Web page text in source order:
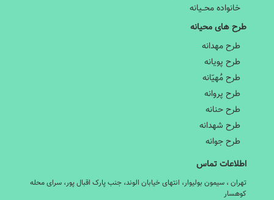
خانواده محــیانه
طرح های محیانه
طرح مهدانه
طرح پویانه
طرح مَُهیّانه
طرح پروانه
طرح حنانه
طرح شهدانه
طرح جوانه
اطلاعات تماس
تهران ، سیمون بولیوار، انتهای خیابان الوند، جنب پارک اقبال پور، سرای محله
کوهسار